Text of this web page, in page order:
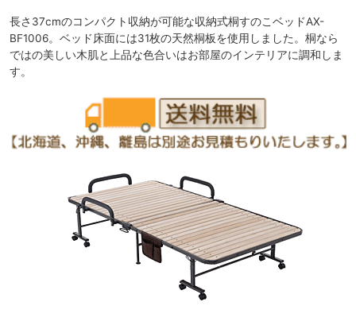
長さ37cmのコンパクト収納が可能な収納式桐すのこベッドAX-
BF1006。ベッド床面には31枚の天然桐板を使用しました。桐なら
ではの美しい木肌と上品な色合いはお部屋のインテリアに調和しま
す。